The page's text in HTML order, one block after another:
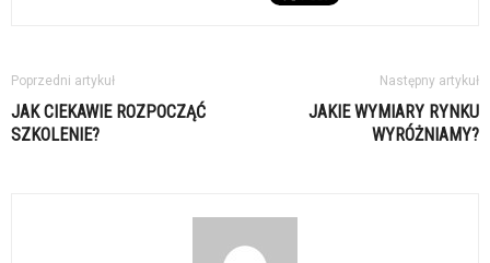
Poprzedni artykuł
JAK CIEKAWIE ROZPOCZĄĆ
SZKOLENIE?
Następny artykuł
JAKIE WYMIARY RYNKU
WYRÓŻNIAMY?